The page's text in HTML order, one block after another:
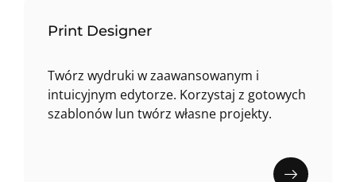
Print Designer
Twórz wydruki w zaawansowanym i
intuicyjnym edytorze. Korzystaj z gotowych
szablonów lun twórz własne projekty.